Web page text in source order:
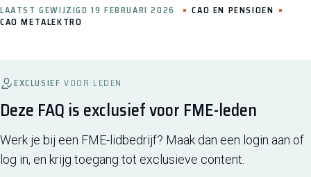
LAATST GEWIJZIGD 19 FEBRUARI 2026
CAO EN PENSIOEN
CAO METALEKTRO
EXCLUSIEF VOOR LEDEN
Deze FAQ is exclusief voor FME-leden
Werk je bij een FME-lidbedrijf? Maak dan een login aan of
log in, en krijg toegang tot exclusieve content.